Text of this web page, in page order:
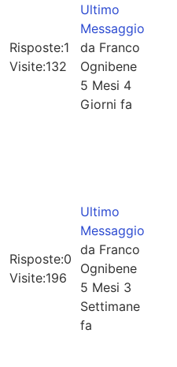
Risposte:1
Visite:132
Ultimo
Messaggio
da Franco
Ognibene
5 Mesi 4
Giorni fa
Risposte:0
Visite:196
Ultimo
Messaggio
da Franco
Ognibene
5 Mesi 3
Settimane
fa